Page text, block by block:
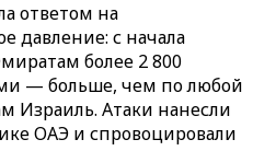
ответом на
давление: с начала
более 2 800
— больше, чем по любой
Израиль. Атаки нанесли
ОАЭ и спровоцировали